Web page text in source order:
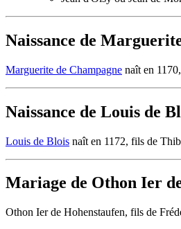
Naissance de
Marguerite de Champagne naît en
Naissance de Louis de
Louis de Blois naît en 1172, fils de
Mariage de Othon Ier
Othon Ier de Hohenstaufen, fils de